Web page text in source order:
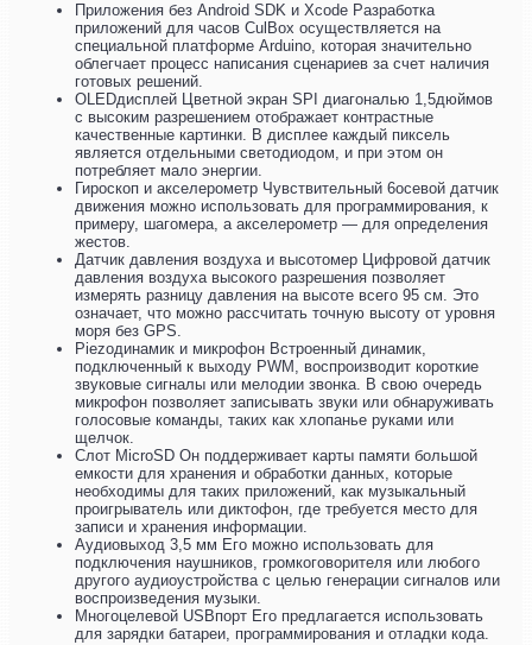
Приложения без Android SDK и Xcode Разработка
приложений для часов CulBox осуществляется на
специальной платформе Arduino, которая значительно
облегчает процесс написания сценариев за счет наличия
готовых решений.
OLEDдисплей Цветной экран SPI диагональю 1,5дюймов
с высоким разрешением отображает контрастные
качественные картинки. В дисплее каждый пиксель
является отдельными светодиодом, и при этом он
потребляет мало энергии.
Гироскоп и акселерометр Чувствительный 6осевой датчик
движения можно использовать для программирования, к
примеру, шагомера, а акселерометр — для определения
жестов.
Датчик давления воздуха и высотомер Цифровой датчик
давления воздуха высокого разрешения позволяет
измерять разницу давления на высоте всего 95 см. Это
означает, что можно рассчитать точную высоту от уровня
моря без GPS.
Piezoдинамик и микрофон Встроенный динамик,
подключенный к выходу PWM, воспроизводит короткие
звуковые сигналы или мелодии звонка. В свою очередь
микрофон позволяет записывать звуки или обнаруживать
голосовые команды, таких как хлопанье руками или
щелчок.
Слот MicroSD Он поддерживает карты памяти большой
емкости для хранения и обработки данных, которые
необходимы для таких приложений, как музыкальный
проигрыватель или диктофон, где требуется место для
записи и хранения информации.
Аудиовыход 3,5 мм Его можно использовать для
подключения наушников, громкоговорителя или любого
другого аудиоустройства с целью генерации сигналов или
воспроизведения музыки.
Многоцелевой USBпорт Его предлагается использовать
для зарядки батареи, программирования и отладки кода.